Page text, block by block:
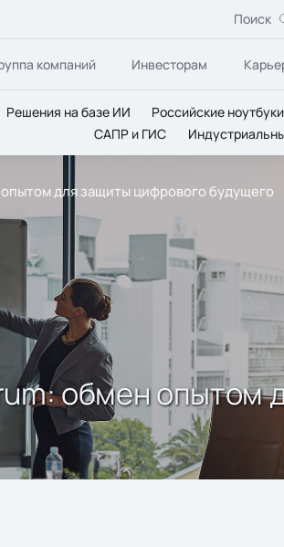
Поиск
компаний Инвесторам
Решения на базе ИИ Российские
САПР и ГИС
для защиты цифрового будущего
обмен